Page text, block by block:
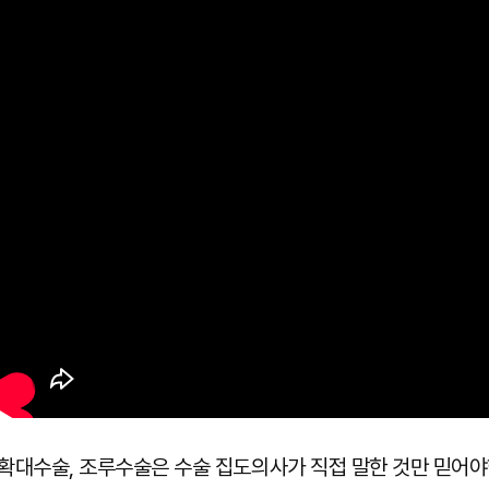
대수술, 조루수술은 수술 집도의사가 직접 말한 것만 믿어